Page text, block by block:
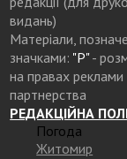
видань)
Матеріали,
значками: "Р"-
на правах
партнерства
РЕДАКЦІЙНА
Погода
Житомир